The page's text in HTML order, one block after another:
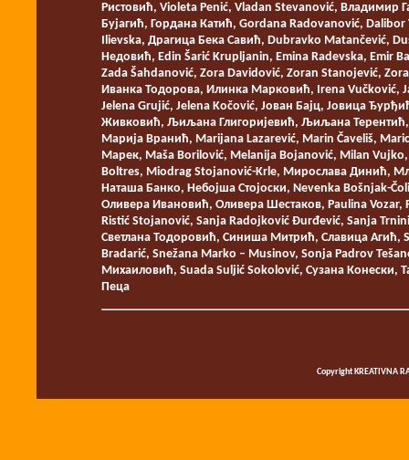
Ристовић, Violeta Penić, Vladan Stevanović, Владимир
Бујагић, Гордана Катић, Gordana Radovanović,
Ilievska, Драгица Бека Савић, Dubravko Matančević,
Недовић, Edin Šarić Krupljanin, Emina Radevska, Emir
Zada Šahdanović, Zora Davidović, Zoran Stanojević,
Иванка Тодорова, Илинка Марковић, Irena Vučković,
Jelena Grujić, Jelena Kočović, Јован Бајц, Јовица
Живковић, Љиљана Глигоријевић, Љиљана
Марија Вранић, Marijana Lazarević, Marin Čaveliš,
Марек, Maša Borilović, Melanija Bojanović, Milan
Boltres, Miodrag Stojanović-Krle, Мирослава Динић,
Наташа Банко, Небојша Стојоски, Nevenka Bošnjak-
Оливера Ивановић, Оливера Шестаков, Paulina Vozar,
Ristić Stojanović, Sanja Radojković Đurđević, Sanja
Светлана Тодоровић, Синиша Митрић, Славица Агић,
Bradarić, Snežana Marko – Musinov, Sonja Padrov
Михаиловић, Suada Suljić Sokolović, Сузана Конески,
Пеца
Copyright KREATIVNA